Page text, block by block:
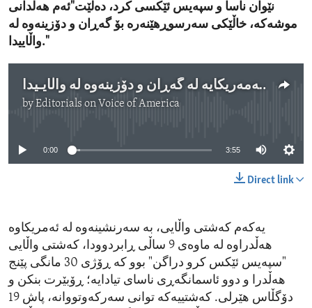
نێوان ناسا و سپەیس ئێکسی کرد، دەڵێت"ئەم هەڵدانی
موشەکە، خاڵێکی سەرسوڕهێنەرە بۆ گەڕان و دۆزینەوە لە
واڵاییدا."
سپەیس ئێکسی ناسا قۆناغی داهاتووی ئەمەریکایە لە گەڕان و دۆزینەوە لە واڵایـیدا
byEditorials on Voice of America
0:00 3:55
Direct link
یەکەم کەشتی واڵایی، بە سەرنشینەوە لە ئەمریکاوە
هەڵدراوە لە ماوەی 9 ساڵی ڕابردوودا، کەشتی واڵایی
"سپەیس ئێکس کرو دراگن" بوو کە ڕۆژی 30 مانگی پێنج
هەڵدرا و دوو ئاسمانگەڕی ناسای تیادایە؛ ڕۆبێرت بنکن و
دۆگڵاس هێرلی. کەشتییەکە توانی سەرکەوتووانە، پاش 19